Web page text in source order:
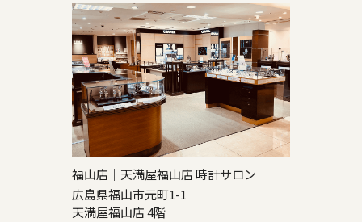
福山店｜天満屋福山店 時計サロン
広島県福山市元町1-1
天満屋福山店 4階